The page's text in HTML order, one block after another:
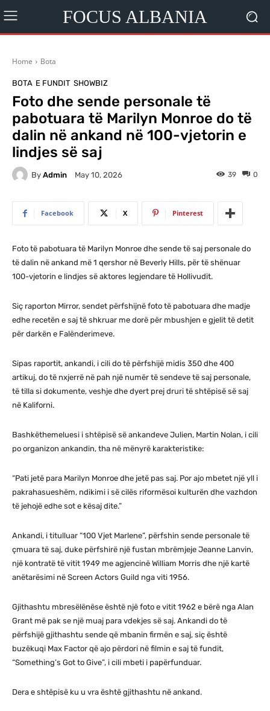
FOCUS ALBANIA
Home Bota
BOTA E FUNDIT SHOWBIZ
Foto dhe sende personale të
pabotuara të Marilyn Monroe do të
dalin në ankand në 100-vjetorin e
lindjes së saj
By Admin May 10, 2026 0
39
Facebook X Pinterest
Foto të pabotuara të Marilyn Monroe dhe sende të saj personale do
të dalin në ankand më 1 qershor në Beverly Hills, për të shënuar
100-vjetorin e lindjes së aktores legjendare të Hollivudit.
Siç raporton Mirror, sendet përfshijnë foto të pabotuara dhe madje
edhe recetën e saj të shkruar me dorë për mbushjen e gjelit të detit
për darkën e Falënderimeve.
Sipas raportit, ankandi, i cili do të përfshijë midis 350 dhe 400
artikuj, do të nxjerrë në pah një numër të sendeve të saj personale,
të tilla si dokumente, veshje dhe dyert prej druri të shtëpisë së saj
në Kaliforni.
Bashkëthemeluesi i shtëpisë së ankandeve Julien, Martin Nolan, i cili
po organizon ankandin, tha në mënyrë karakteristike:
“Pati jetë para Marilyn Monroe dhe jetë pas saj. Por ajo mbetet një yll i
pakrahasueshëm, ndikimi i së cilës riformësoi kulturën dhe vazhdon
të jehojë edhe sot e kësaj dite.”
Ankandi, i titulluar “100 Vjet Marlene”, përfshin sende personale të
çmuara të saj, duke përfshirë një fustan mbrëmjeje Jeanne Lanvin,
një kontratë të vitit 1949 me agjencinë William Morris dhe një kartë
anëtarësimi në Screen Actors Guild nga viti 1956.
Gjithashtu mbresëlënëse është një foto e vitit 1962 e bërë nga Alan
Grant më pak se një muaj para vdekjes së saj. Ankandi do të
përfshijë gjithashtu sende që mbanin firmën e saj, siç është
buzëkuqi Max Factor që ajo përdori në filmin e saj të fundit,
“Something’s Got to Give”, i cili mbeti i papërfunduar.
Dera e shtëpisë ku u vra është gjithashtu në ankand.